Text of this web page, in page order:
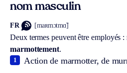
nom masculin
FR [maʀmɔtmɑ̃]
Deux termes peuvent être employés :
marmottement.
Action de marmotter, de
1